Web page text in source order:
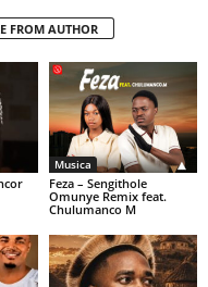
FROM AUTHOR
Musica
Feza – Sengithole
Omunye Remix feat.
Chulumanco M